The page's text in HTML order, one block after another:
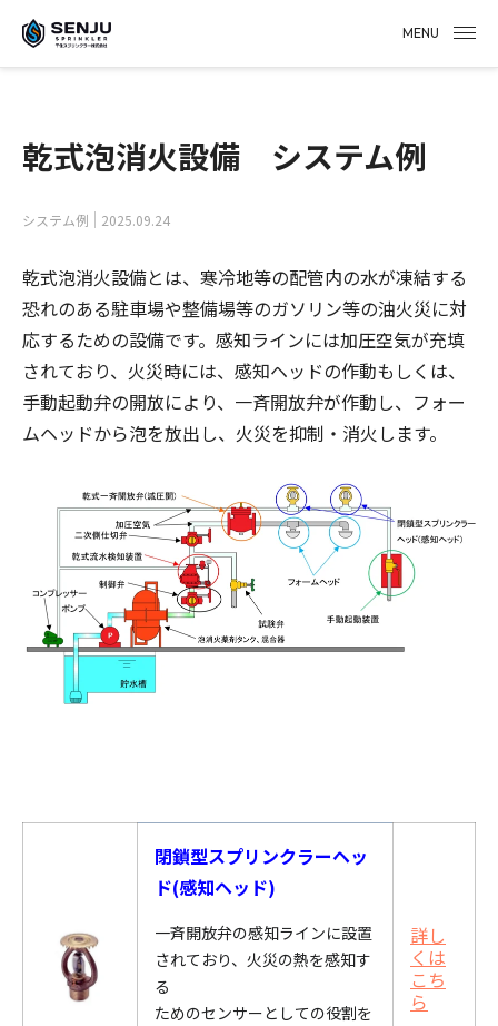
MENU
乾式泡消火設備 システム例
システム例 2025.09.24
乾式泡消火設備とは、 寒冷地等の配管内の水が凍結する
恐れのある駐車場や整備場等のガソリン等の油火災に対
応するための設備です。 感知ラインには加圧空気が充填
されており、火災時には、感知ヘッドの作動もしくは、
手動起動弁の開放により、一斉開放弁が作動し、フォー
ムヘッドから泡を放出し、火災を抑制・消火します。
閉鎖型スプリンクラーヘッ
ド(感知ヘッド)
一斉開放弁の感知ラインに設置
されており、火災の熱を感知す
る
ためのセンサーとしての役割を
詳し
くは
こち
ら